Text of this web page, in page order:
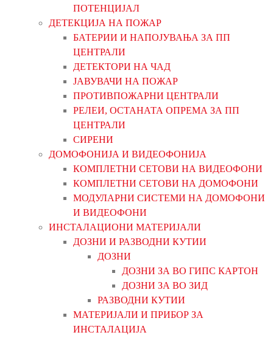
ПОТЕНЦИЈАЛ
ДЕТЕКЦИЈА НА ПОЖАР
БАТЕРИИ И НАПОЈУВАЊА ЗА ПП
ЦЕНТРАЛИ
ДЕТЕКТОРИ НА ЧАД
ЈАВУВАЧИ НА ПОЖАР
ПРОТИВПОЖАРНИ ЦЕНТРАЛИ
РЕЛЕИ, ОСТАНАТА ОПРЕМА ЗА ПП
ЦЕНТРАЛИ
СИРЕНИ
ДОМОФОНИЈА И ВИДЕОФОНИЈА
КОМПЛЕТНИ СЕТОВИ НА ВИДЕОФОНИ
КОМПЛЕТНИ СЕТОВИ НА ДОМОФОНИ
МОДУЛАРНИ СИСТЕМИ НА ДОМОФОНИ
И ВИДЕОФОНИ
ИНСТАЛАЦИОНИ МАТЕРИЈАЛИ
ДОЗНИ И РАЗВОДНИ КУТИИ
ДОЗНИ
ДОЗНИ ЗА ВО ГИПС КАРТОН
ДОЗНИ ЗА ВО ЗИД
РАЗВОДНИ КУТИИ
МАТЕРИЈАЛИ И ПРИБОР ЗА
ИНСТАЛАЦИЈА